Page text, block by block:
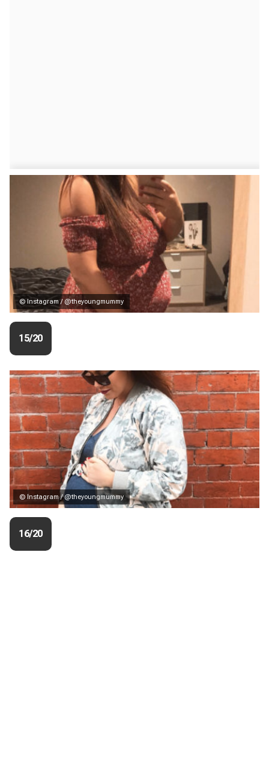
© Instagram / @theyoungmummy
15/20
© Instagram / @theyoungmummy
16/20